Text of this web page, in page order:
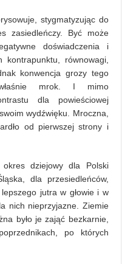
stygmatyzując do
zasiedleńczy. Być może
doświadczenia i
równowagi,
konwencja grozy tego
mrok. I mimo
dla powieściowej
wydźwięku. Mroczna,
od pierwszej strony i
okres dziejowy dla Polski
dla przesiedleńców,
jutra w głowie i w
nich nieprzyjazne. Ziemie
było je zająć bezkarnie,
po których